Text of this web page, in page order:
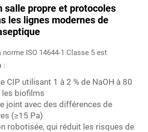
salle propre et protocoles
les lignes modernes de
ISO 14644-1 Classe 5 est
:
CIP utilisant 1 à 2 % de NaOH à 80
les biofilms
joint avec des différences de
(≥15 Pa)
robotisée, qui réduit les risques de